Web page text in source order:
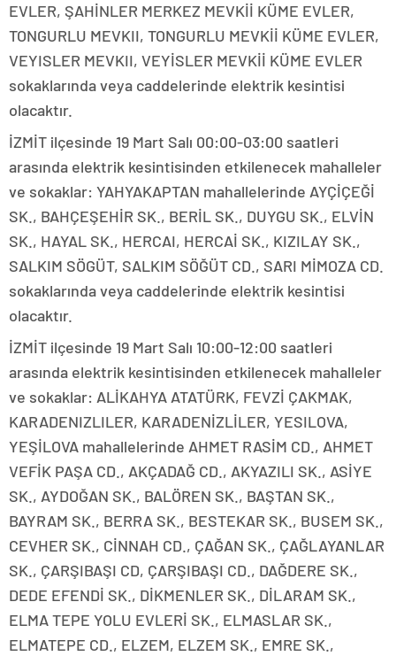
EVLER, ŞAHİNLER MERKEZ MEVKİİ KÜME EVLER,
TONGURLU MEVKII, TONGURLU MEVKİİ KÜME EVLER,
VEYISLER MEVKII, VEYİSLER MEVKİİ KÜME EVLER
sokaklarında veya caddelerinde elektrik kesintisi
olacaktır.
İZMİT ilçesinde 19 Mart Salı 00:00-03:00 saatleri
arasında elektrik kesintisinden etkilenecek mahalleler
ve sokaklar: YAHYAKAPTAN mahallelerinde AYÇİÇEĞİ
SK., BAHÇEŞEHİR SK., BERİL SK., DUYGU SK., ELVİN
SK., HAYAL SK., HERCAI, HERCAİ SK., KIZILAY SK.,
SALKIM SÖGÜT, SALKIM SÖĞÜT CD., SARI MİMOZA CD.
sokaklarında veya caddelerinde elektrik kesintisi
olacaktır.
İZMİT ilçesinde 19 Mart Salı 10:00-12:00 saatleri
arasında elektrik kesintisinden etkilenecek mahalleler
ve sokaklar: ALİKAHYA ATATÜRK, FEVZİ ÇAKMAK,
KARADENIZLILER, KARADENİZLİLER, YESILOVA,
YEŞİLOVA mahallelerinde AHMET RASİM CD., AHMET
VEFİK PAŞA CD., AKÇADAĞ CD., AKYAZILI SK., ASİYE
SK., AYDOĞAN SK., BALÖREN SK., BAŞTAN SK.,
BAYRAM SK., BERRA SK., BESTEKAR SK., BUSEM SK.,
CEVHER SK., CİNNAH CD., ÇAĞAN SK., ÇAĞLAYANLAR
SK., ÇARŞIBAŞI CD, ÇARŞIBAŞI CD., DAĞDERE SK.,
DEDE EFENDİ SK., DİKMENLER SK., DİLARAM SK.,
ELMA TEPE YOLU EVLERİ SK., ELMASLAR SK.,
ELMATEPE CD., ELZEM, ELZEM SK., EMRE SK.,